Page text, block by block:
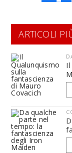
ARTICOLI
Il